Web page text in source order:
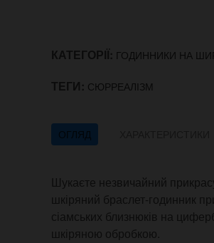
КАТЕГОРІЇ: ГОДИННИКИ НА
ТЕГИ: СЮРРЕАЛІЗМ
ОГЛЯД
Шукаєте незвичайний
шкіряний браслет-годинник
сіамських близнюків на
шкіряною обробкою.